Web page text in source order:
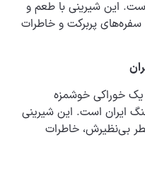
این شیرینی با طعم و
سفره‌های پربرکت و خاطرات
یک خوراکی خوشمزه
ایران است. این شیرینی
بی‌نظیرش، خاطرات